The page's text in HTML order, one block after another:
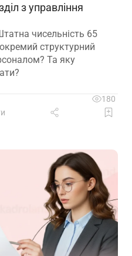
з управління
чисельність 65
структурний
Та яку
180